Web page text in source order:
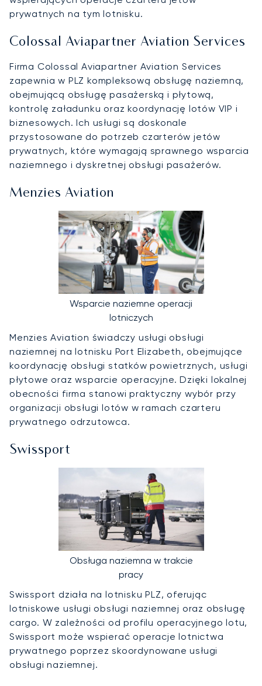
prywatnych na tym lotnisku.
Colossal Aviapartner Aviation Services
Firma Colossal Aviapartner Aviation Services
zapewnia w PLZ kompleksową obsługę naziemną,
obejmującą obsługę pasażerską i płytową,
kontrolę załadunku oraz koordynację lotów VIP i
biznesowych. Ich usługi są doskonale
przystosowane do potrzeb czarterów jetów
prywatnych, które wymagają sprawnego wsparcia
naziemnego i dyskretnej obsługi pasażerów.
Menzies Aviation
Wsparcie naziemne operacji
lotniczych
Menzies Aviation świadczy usługi obsługi
naziemnej na lotnisku Port Elizabeth, obejmujące
koordynację obsługi statków powietrznych, usługi
płytowe oraz wsparcie operacyjne. Dzięki lokalnej
obecności firma stanowi praktyczny wybór przy
organizacji obsługi lotów w ramach czarteru
prywatnego odrzutowca.
Swissport
Obsługa naziemna w trakcie
pracy
Swissport działa na lotnisku PLZ, oferując
lotniskowe usługi obsługi naziemnej oraz obsługę
cargo. W zależności od profilu operacyjnego lotu,
Swissport może wspierać operacje lotnictwa
prywatnego poprzez skoordynowane usługi
obsługi naziemnej.